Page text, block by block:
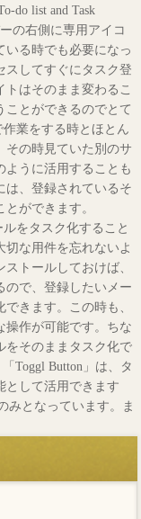
do list and Task
の右側に専用アイコ
いる時でも必要になっ
スしてすぐにタスク登
はそのまま変わるこ
ことができるのでとて
業をする時とほとん
その時見ていた別のサ
ように活用することも
は、登録されているそ
ができます。
ルをタスク化すること
な用件を忘れないよ
トールしておけば、
ので、登録したいメー
きます。この時も、
操作が可能です。ちな
をそのままタスク化で
Toggl Button」は、タ
として活用できます
みとなっています。ま